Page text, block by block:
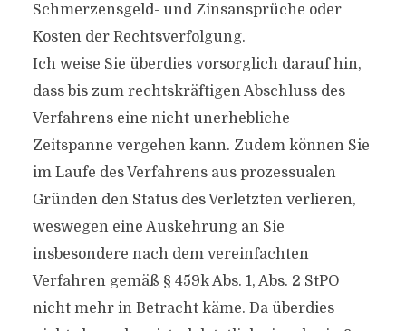
Schmerzensgeld- und Zinsansprüche oder
Kosten der Rechtsverfolgung.
Ich weise Sie überdies vorsorglich darauf hin,
dass bis zum rechtskräftigen Abschluss des
Verfahrens eine nicht unerhebliche
Zeitspanne vergehen kann. Zudem können Sie
im Laufe des Verfahrens aus prozessualen
Gründen den Status des Verletzten verlieren,
weswegen eine Auskehrung an Sie
insbesondere nach dem vereinfachten
Verfahren gemäß § 459k Abs. 1, Abs. 2 StPO
nicht mehr in Betracht käme. Da überdies